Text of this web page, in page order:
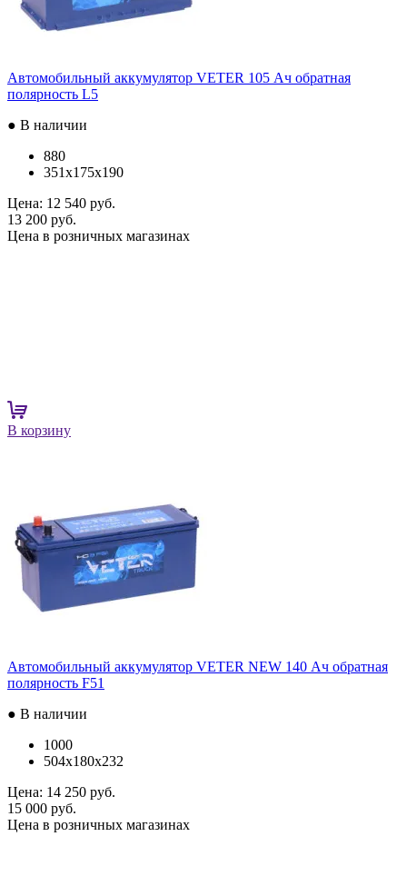
Автомобильный аккумулятор VETER 105 Ач обратная
полярность L5
● В наличии
880
351x175x190
Цена: 12 540 руб.
13 200 руб.
Цена в розничных магазинах
В корзину
Автомобильный аккумулятор VETER NEW 140 Ач обратная
полярность F51
● В наличии
1000
504x180x232
Цена: 14 250 руб.
15 000 руб.
Цена в розничных магазинах